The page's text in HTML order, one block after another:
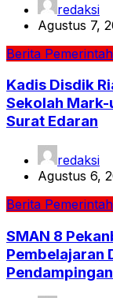
redaksi
Agustus 7,
Berita
Kadis Disdik
Sekolah Mark-
Surat Edaran
redaksi
Agustus 6,
Berita
SMAN 8
Pembelajaran